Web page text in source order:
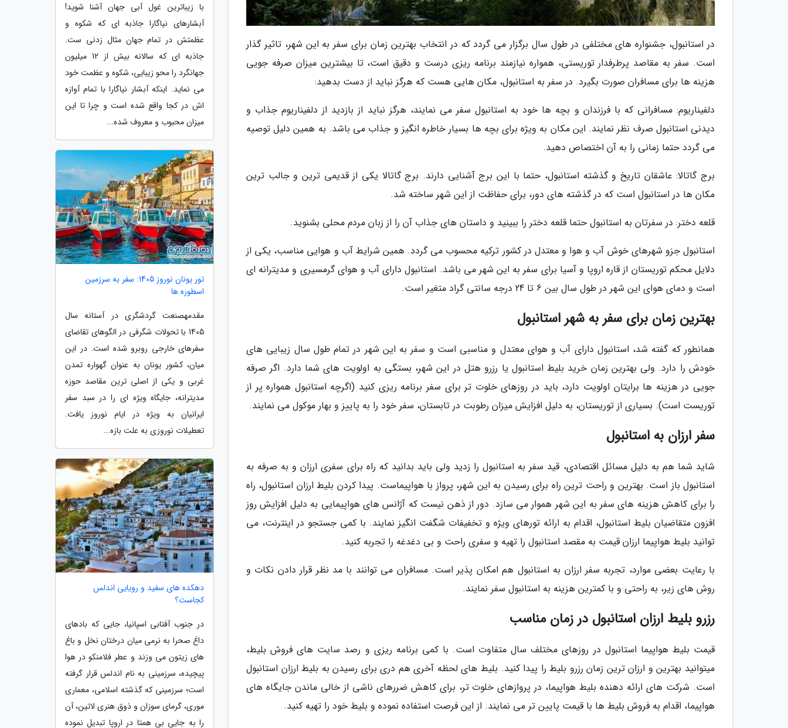
در استانبول، جشنواره های مختلفی در طول سال برگزار می گردد که در انتخاب بهترین زمان برای سفر به این شهر، تاثیر گذار
است. سفر به مقاصد پرطرفدار توریستی، همواره نیازمند برنامه ریزی درست و دقیق است، تا بیشترین میزان صرفه جویی
هزینه ها برای مسافران صورت بگیرد. در سفر به استانبول، مکان هایی هست که هرگز نباید از دست بدهید:
دلفیناریوم: مسافرانی که با فرزندان و بچه ها خود به استانبول سفر می نمایند، هرگز نباید از بازدید از دلفیناریوم جذاب و
دیدنی استانبول صرف نظر نمایند. این مکان به ویژه برای بچه ها بسیار خاطره انگیز و جذاب می باشد. به همین دلیل توصیه
می گردد حتما زمانی را به آن اختصاص دهید.
برج گاتالا: عاشقان تاریخ و گذشته استانبول، حتما با این برج آشنایی دارند. برج گاتالا یکی از قدیمی ترین و جالب ترین
مکان ها در استانبول است که در گذشته های دور، برای حفاظت از این شهر ساخته شد.
قلعه دختر: در سفرتان به استانبول حتما قلعه دختر را ببینید و داستان های جذاب آن را از زبان مردم محلی بشنوید.
استانبول جزو شهرهای خوش آب و هوا و معتدل در کشور ترکیه محسوب می گردد. همین شرایط آب و هوایی مناسب، یکی از
دلایل محکم توریستان از قاره اروپا و آسیا برای سفر به این شهر می باشد. استانبول دارای آب و هوای گرمسیری و مدیترانه ای
است و دمای هوای این شهر در طول سال بین 6 تا 24 درجه سانتی گراد متغیر است.
بهترین زمان برای سفر به شهر استانبول
همانطور که گفته شد، استانبول دارای آب و هوای معتدل و مناسبی است و سفر به این شهر در تمام طول سال زیبایی های
خودش را دارد. ولی بهترین زمان خرید بلیط استانبول یا رزرو هتل در این شهر، بستگی به اولویت های شما دارد. اگر صرفه
جویی در هزینه ها برایتان اولویت دارد، باید در روزهای خلوت تر برای سفر برنامه ریزی کنید (اگرچه استانبول همواره پر از
توریست است). بسیاری از توریستان، به دلیل افزایش میزان رطوبت در تابستان، سفر خود را به پاییز و بهار موکول می نمایند.
سفر ارزان به استانبول
شاید شما هم به دلیل مسائل اقتصادی، قید سفر به استانبول را زدید ولی باید بدانید که راه برای سفری ارزان و به صرفه به
استانبول باز است. بهترین و راحت ترین راه برای رسیدن به این شهر، پرواز با هواپیماست. پیدا کردن بلیط ارزان استانبول، راه
را برای کاهش هزینه های سفر به این شهر هموار می سازد. دور از ذهن نیست که آژانس های هواپیمایی به دلیل افزایش روز
افزون متقاضیان بلیط استانبول، اقدام به ارائه تورهای ویژه و تخفیفات شگفت انگیز نمایند. با کمی جستجو در اینترنت، می
توانید بلیط هواپیما ارزان قیمت به مقصد استانبول را تهیه و سفری راحت و بی دغدغه را تجربه کنید.
با رعایت بعضی موارد، تجربه سفر ارزان به استانبول هم امکان پذیر است. مسافران می توانند با مد نظر قرار دادن نکات و
روش های زیر، به راحتی و با کمترین هزینه به استانبول سفر نمایند.
رزرو بلیط ارزان استانبول در زمان مناسب
قیمت بلیط هواپیما استانبول در روزهای مختلف سال متفاوت است. با کمی برنامه ریزی و رصد سایت های فروش بلیط،
میتوانید بهترین و ارزان ترین زمان رزرو بلیط را پیدا کنید. بلیط های لحظه آخری هم دری برای رسیدن به بلیط ارزان استانبول
است. شرکت های ارائه دهنده بلیط هواپیما، در پروازهای خلوت تر، برای کاهش ضررهای ناشی از خالی ماندن جایگاه های
هواپیما، اقدام به فروش بلیط ها با قیمت پایین تر می نمایند. از این فرصت استفاده نموده و بلیط خود را تهیه کنید.
با زیباترین غول آبی جهان آشنا شوید!
آبشارهای نیاگارا جاذبه ای که شکوه و
عظمتش در تمام جهان مثال زدنی ست.
جاذبه ای که سالانه بیش از 12 میلیون
جهانگرد را محو زیبایی، شکوه و عظمت خود
می نماید. اینکه آبشار نیاگارا با تمام آوازه
اش در کجا واقع شده است و چرا تا این
میزان محبوب و معروف شده...
تور یونان نوروز 1405: سفر به سرزمین
اسطوره ها
مقدمهصنعت گردشگری در آستانه سال
1405 با تحولات شگرفی در الگوهای تقاضای
سفرهای خارجی روبرو شده است. در این
میان، کشور یونان به عنوان گهواره تمدن
غربی و یکی از اصلی ترین مقاصد حوزه
مدیترانه، جایگاه ویژه ای را در سبد سفر
ایرانیان به ویژه در ایام نوروز یافت.
تعطیلات نوروزی به علت بازه...
دهکده های سفید و رویایی اندلس
کجاست؟
در جنوب آفتابی اسپانیا، جایی که بادهای
داغ صحرا به نرمی میان درختان نخل و باغ
های زیتون می وزند و عطر فلامنکو در هوا
پیچیده، سرزمینی به نام اندلس قرار گرفته
است؛ سرزمینی که گذشته اسلامی، معماری
موری، گرمای سوزان و ذوق هنری لاتین، آن
را به جایی بی همتا در اروپا تبدیل نموده